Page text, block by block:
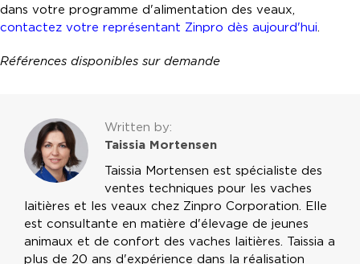
dans votre programme d'alimentation des veaux,
contactez votre représentant Zinpro dès aujourd'hui.
Références disponibles sur demande
Written by:
Taissia Mortensen
Taissia Mortensen est spécialiste des
ventes techniques pour les vaches
laitières et les veaux chez Zinpro Corporation. Elle
est consultante en matière d'élevage de jeunes
animaux et de confort des vaches laitières. Taissia a
plus de 20 ans d'expérience dans la réalisation